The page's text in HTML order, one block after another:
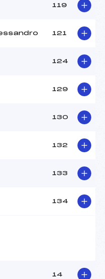
119
121
124
129
130
132
133
134
14